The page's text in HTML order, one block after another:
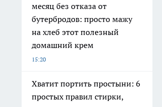
месяц без отказа от
бутербродов: просто мажу
на хлеб этот полезный
домашний крем
15:20
Хватит портить простыни: 6
простых правил стирки,